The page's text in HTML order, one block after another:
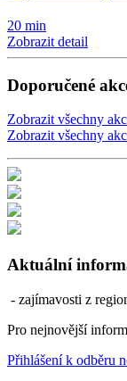
20 min
Zobrazit detail
Doporučené
Zobrazit všechny
Zobrazit všechny
Aktuální
- zajímavosti z
Pro nejnovější
Přihlášení k odběru